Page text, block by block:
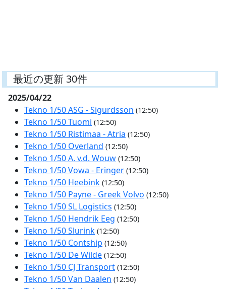
最近の更新 30件
2025/04/22
Tekno 1/50 ASG - Sigurdsson (12:50)
Tekno 1/50 Tuomi (12:50)
Tekno 1/50 Ristimaa - Atria (12:50)
Tekno 1/50 Overland (12:50)
Tekno 1/50 A. v.d. Wouw (12:50)
Tekno 1/50 Vowa - Eringer (12:50)
Tekno 1/50 Heebink (12:50)
Tekno 1/50 Payne - Greek Volvo (12:50)
Tekno 1/50 SL Logistics (12:50)
Tekno 1/50 Hendrik Eeg (12:50)
Tekno 1/50 Slurink (12:50)
Tekno 1/50 Contship (12:50)
Tekno 1/50 De Wilde (12:50)
Tekno 1/50 CJ Transport (12:50)
Tekno 1/50 Van Daalen (12:50)